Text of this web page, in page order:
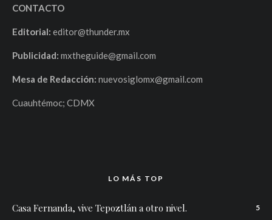
CONTACTO
Editorial: editor@thunder.mx
Publicidad: mxtheguide@gmail.com
Mesa de Redacción: nuevosiglomx@gmail.com
Cuauhtémoc; CDMX
LO MÁS TOP
Casa Fernanda, vive Tepoztlán a otro nivel. 5